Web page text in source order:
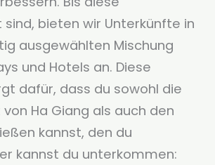
bieten wir Unterkünfte in
ausgewählten Mischung
und Hotels an. Diese
dafür, dass du sowohl die
Ha Giang als auch den
kannst, den du
kannst du unterkommen: